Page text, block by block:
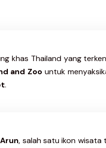
khas Thailand yang
and Zoo untuk
.
, salah satu ikon wisata